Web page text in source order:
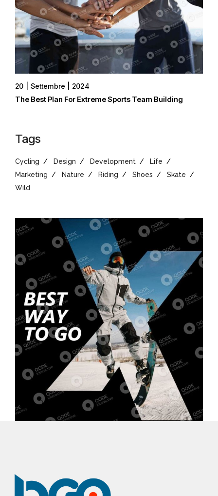
20 Settembre 2024
The Best Plan For Extreme Sports Team Building
Tags
Cycling Design Development
Life
Marketing
Nature Riding Shoes
Skate
Wild